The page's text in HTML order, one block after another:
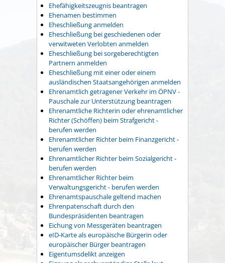
Ehefähigkeitszeugnis beantragen
Ehenamen bestimmen
Eheschließung anmelden
Eheschließung bei geschiedenen oder
verwitweten Verlobten anmelden
Eheschließung bei sorgeberechtigten
Partnern anmelden
Eheschließung mit einer oder einem
ausländischen Staatsangehörigen anmelden
Ehrenamtlich getragener Verkehr im ÖPNV -
Pauschale zur Unterstützung beantragen
Ehrenamtliche Richterin oder ehrenamtlicher
Richter (Schöffen) beim Strafgericht -
berufen werden
Ehrenamtlicher Richter beim Finanzgericht -
berufen werden
Ehrenamtlicher Richter beim Sozialgericht -
berufen werden
Ehrenamtlicher Richter beim
Verwaltungsgericht - berufen werden
Ehrenamtspauschale geltend machen
Ehrenpatenschaft durch den
Bundespräsidenten beantragen
Eichung von Messgeräten beantragen
eID-Karte als europäische Bürgerin oder
europäischer Bürger beantragen
Eigentumsdelikt anzeigen